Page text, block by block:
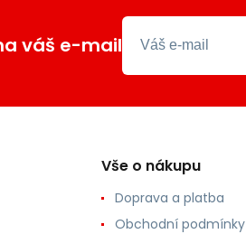
váš e-mail
Vše o nákupu
Doprava a platba
Obchodní podmínky